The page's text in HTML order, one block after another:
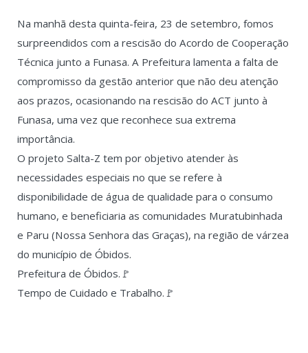
Na manhã desta quinta-feira, 23 de setembro, fomos
surpreendidos com a rescisão do Acordo de Cooperação
Técnica junto a Funasa. A Prefeitura lamenta a falta de
compromisso da gestão anterior que não deu atenção
aos prazos, ocasionando na rescisão do ACT junto à
Funasa, uma vez que reconhece sua extrema
importância.
O projeto Salta-Z tem por objetivo atender às
necessidades especiais no que se refere à
disponibilidade de água de qualidade para o consumo
humano, e beneficiaria as comunidades Muratubinhada
e Paru (Nossa Senhora das Graças), na região de várzea
do município de Óbidos.
Prefeitura de Óbidos.🚩
Tempo de Cuidado e Trabalho.🚩